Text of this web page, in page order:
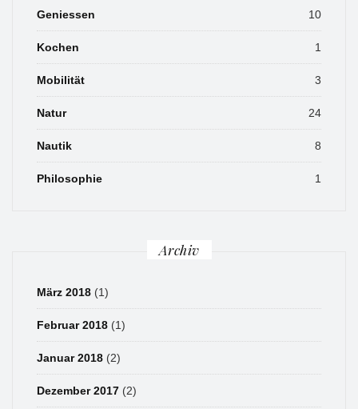
Geniessen 10
Kochen 1
Mobilität 3
Natur 24
Nautik 8
Philosophie 1
Archiv
März 2018 (1)
Februar 2018 (1)
Januar 2018 (2)
Dezember 2017 (2)